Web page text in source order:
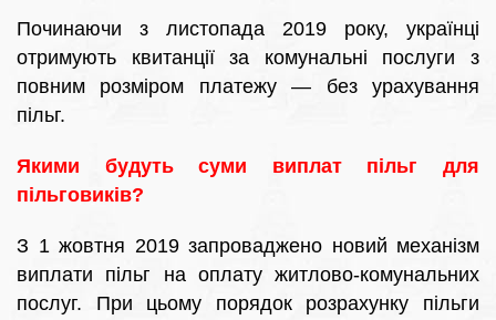
Починаючи з листопада 2019 року, українці
отримують квитанції за комунальні послуги з
повним розміром платежу — без урахування
пільг.
Якими будуть суми виплат пільг для
пільговиків?
З 1 жовтня 2019 запроваджено новий механізм
виплати пільг на оплату житлово-комунальних
послуг. При цьому порядок розрахунку пільги